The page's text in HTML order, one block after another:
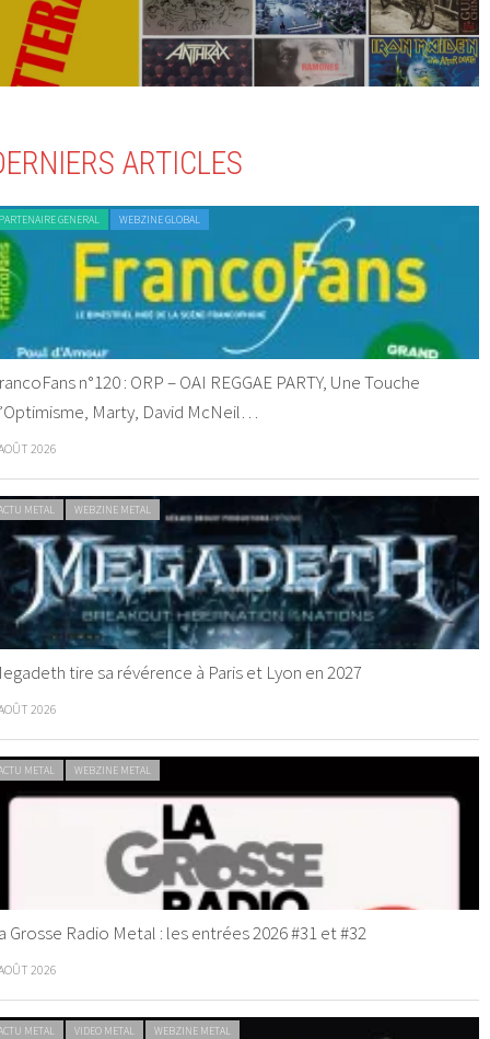
ARTICLES
GENERAL WEBZINE GLOBAL
n°120 : ORP – OAI REGGAE PARTY, Une Touche
Marty, David McNeil…
2026
METAL WEBZINE METAL
tire sa révérence à Paris et Lyon en 2027
2026
METAL WEBZINE METAL
Grosse Radio Metal : les entrées 2026 #31 et #32
2026
METAL VIDEO METAL WEBZINE METAL